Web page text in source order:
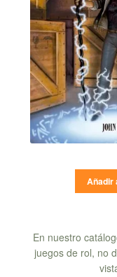
Añadir
En nuestro
juegos de rol, no